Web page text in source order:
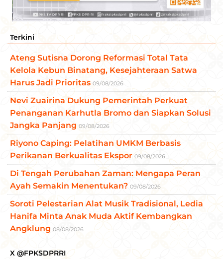
Terkini
Ateng Sutisna Dorong Reformasi Total Tata
Kelola Kebun Binatang, Kesejahteraan Satwa
Harus Jadi Prioritas 09/08/2026
Nevi Zuairina Dukung Pemerintah Perkuat
Penanganan Karhutla Bromo dan Siapkan Solusi
Jangka Panjang 09/08/2026
Riyono Caping: Pelatihan UMKM Berbasis
Perikanan Berkualitas Ekspor 09/08/2026
Di Tengah Perubahan Zaman: Mengapa Peran
Ayah Semakin Menentukan? 09/08/2026
Soroti Pelestarian Alat Musik Tradisional, Ledia
Hanifa Minta Anak Muda Aktif Kembangkan
Angklung 08/08/2026
X @FPKSDPRRI